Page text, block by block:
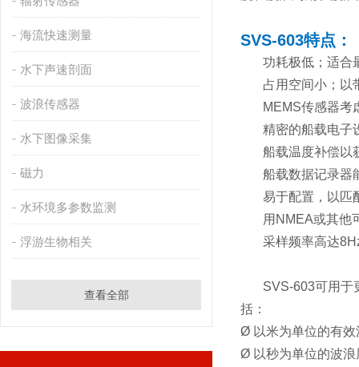
海流快速测量
水下声速剖面
波浪传感器
水下图像采集
磁力
水环境多参数监测
浮游生物相关
查看全部
SVS-603特点：
功耗极低；适合
占用空间小；以
MEMS传感器考
精密的船载电子
船载温度补偿以
船载数据记录器
易于配置，以匹
用NMEA或其他
采样频率高达
SVS-603可用于
括：
Ø 以米为单位的有效
Ø 以秒为单位的波浪